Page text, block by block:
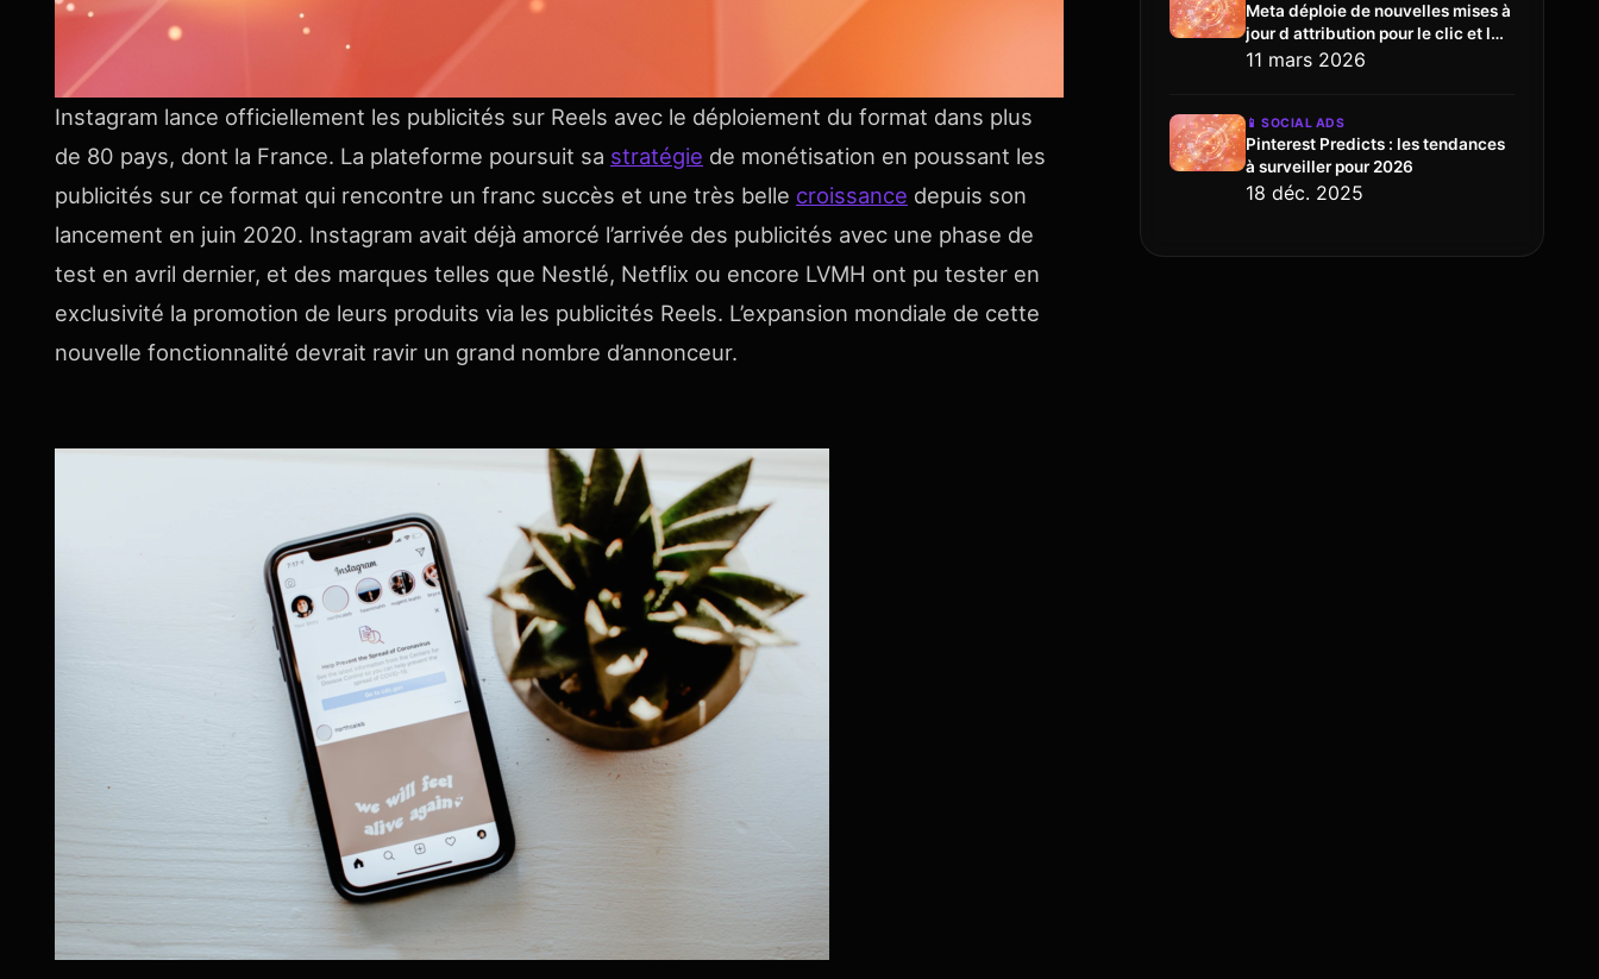
Instagram lance officiellement les publicités sur Reels avec le déploiement du format dans plus
de 80 pays, dont la France. La plateforme poursuit sa stratégie de monétisation en poussant les
publicités sur ce format qui rencontre un franc succès et une très belle croissance depuis son
lancement en juin 2020. Instagram avait déjà amorcé l’arrivée des publicités avec une phase de
test en avril dernier, et des marques telles que Nestlé, Netflix ou encore LVMH ont pu tester en
exclusivité la promotion de leurs produits via les publicités Reels. L’expansion mondiale de cette
nouvelle fonctionnalité devrait ravir un grand nombre d’annonceur.
Meta déploie de nouvelles mises à
jour d attribution pour le clic et l
engagement
11 mars 2026
📱 SOCIAL ADS
Pinterest Predicts : les tendances
à surveiller pour 2026
18 déc. 2025